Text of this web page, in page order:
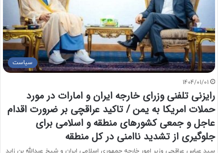
سیاست
1404/01/01
رایزنی تلفنی وزرای خارجه ایران و امارات در مورد
حملات امریکا به یمن / تاکید عراقچی بر ضرورت اقدام
عاجل و جمعی کشورهای منطقه و اسلامی برای
جلوگیری از تشدید ناامنی در کل منطقه
سید عباس عراقچی وزیر امور خارجه جمهوری اسلامی ایران و شیخ عبدالله بن زاید